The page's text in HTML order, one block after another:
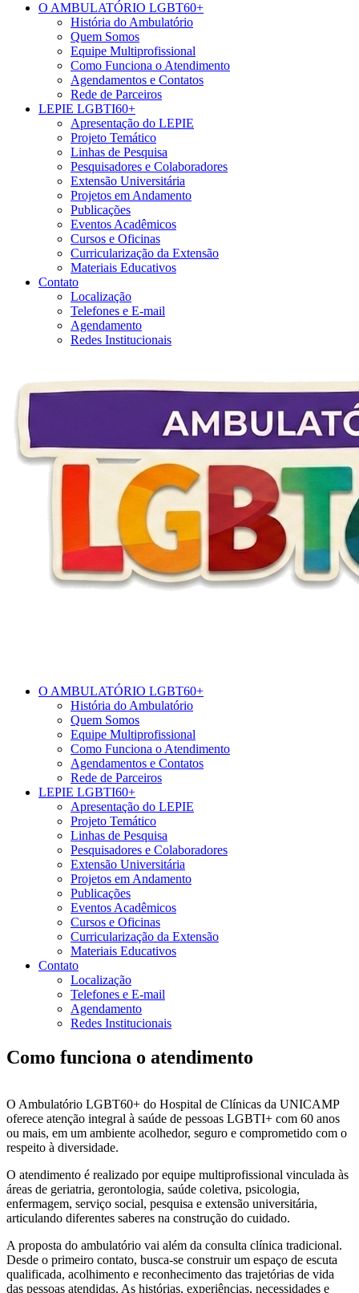
O AMBULATÓRIO LGBT60+
História do Ambulatório
Quem Somos
Equipe Multiprofissional
Como Funciona o Atendimento
Agendamentos e Contatos
Rede de Parceiros
LEPIE LGBTI60+
Apresentação do LEPIE
Projeto Temático
Linhas de Pesquisa
Pesquisadores e Colaboradores
Extensão Universitária
Projetos em Andamento
Publicações
Eventos Acadêmicos
Cursos e Oficinas
Curricularização da Extensão
Materiais Educativos
Contato
Localização
Telefones e E-mail
Agendamento
Redes Institucionais
O AMBULATÓRIO LGBT60+
História do Ambulatório
Quem Somos
Equipe Multiprofissional
Como Funciona o Atendimento
Agendamentos e Contatos
Rede de Parceiros
LEPIE LGBTI60+
Apresentação do LEPIE
Projeto Temático
Linhas de Pesquisa
Pesquisadores e Colaboradores
Extensão Universitária
Projetos em Andamento
Publicações
Eventos Acadêmicos
Cursos e Oficinas
Curricularização da Extensão
Materiais Educativos
Contato
Localização
Telefones e E-mail
Agendamento
Redes Institucionais
Como funciona o atendimento
O Ambulatório LGBT60+ do Hospital de Clínicas da UNICAMP
oferece atenção integral à saúde de pessoas LGBTI+ com 60 anos
ou mais, em um ambiente acolhedor, seguro e comprometido com o
respeito à diversidade.
O atendimento é realizado por equipe multiprofissional vinculada às
áreas de geriatria, gerontologia, saúde coletiva, psicologia,
enfermagem, serviço social, pesquisa e extensão universitária,
articulando diferentes saberes na construção do cuidado.
A proposta do ambulatório vai além da consulta clínica tradicional.
Desde o primeiro contato, busca-se construir um espaço de escuta
qualificada, acolhimento e reconhecimento das trajetórias de vida
das pessoas atendidas. As histórias, experiências, necessidades e